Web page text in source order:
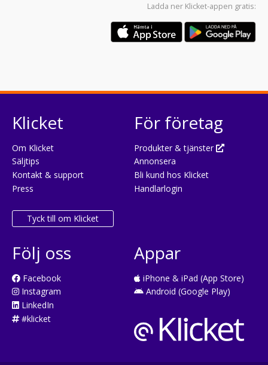
Ladda ner Klicket-appen gratis:
Klicket
Om Klicket
Säljtips
Kontakt & support
Press
Tyck till om Klicket
För företag
Produkter & tjänster
Annonsera
Bli kund hos Klicket
Handlarlogin
Följ oss
Facebook
Instagram
LinkedIn
#klicket
Appar
iPhone & iPad (App Store)
Android (Google Play)